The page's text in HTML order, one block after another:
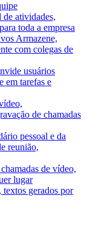
de atividades,
toda a empresa
Armazene,
com colegas de
usuários
em tarefas e
de chamadas
pessoal e da
reunião,
de vídeo,
lugar
gerados por